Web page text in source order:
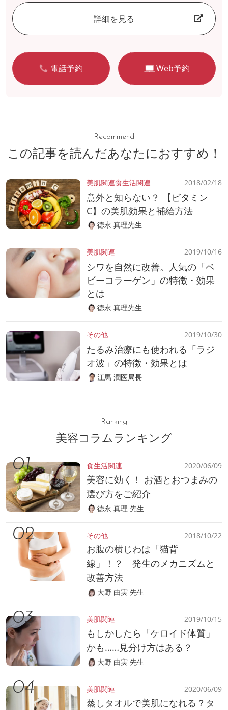
詳細を見る
電話予約 Web予約
Recommend
この記事を読んだあなたにおすすめ！
美肌関連食生活関連 2018/02/18
意外と知らない？ 【ビタミン
C】の美肌効果と補給方法
徳永 真理先生
美肌関連 2019/10/16
シワを自然に改善。人気の「ベ
ビーコラーゲン」の特徴・効果
とは
徳永 真理先生
その他 2019/10/30
たるみ治療にも使われる「ラジ
オ波」の特徴・効果とは
江馬 潤医局長
Ranking
美容コラムランキング
食生活関連 2020/06/09
美容に効く！ お酒とおつまみの
選び方をご紹介
徳永 真理 先生
その他 2018/10/22
お腹の横じわは「猫背
線」！？ 発生のメカニズムと
改善方法
大野 由実 先生
美肌関連 2019/10/15
もしかしたら「ケロイド体質」
かも……見分け方はある？
大野 由実 先生
美肌関連 2020/06/09
蒸しタオルで美肌になれる？タ